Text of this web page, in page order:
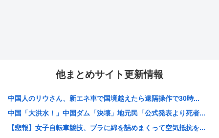
他まとめサイト更新情報
中国人のリウさん、新エネ車で国境越えたら遠隔操作で30時...
中国「大洪水！」中国ダム「決壊」地元民「公式発表より死者...
【悲報】女子自転車競技、ブラに綿を詰めまくって空気抵抗を...